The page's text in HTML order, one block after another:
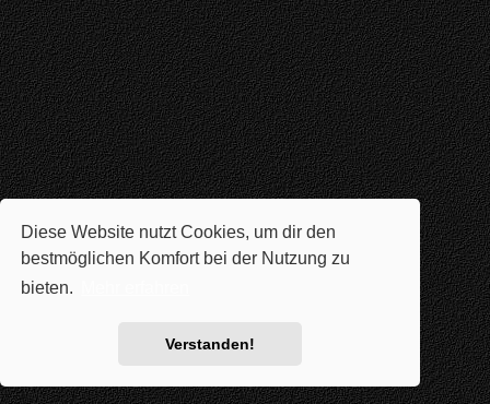
Diese Website nutzt Cookies, um dir den
bestmöglichen Komfort bei der Nutzung zu
bieten.
Verstanden!